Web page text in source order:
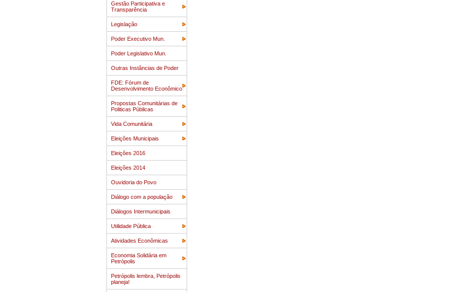
Gestão Participativa e
Transparência
Legislação
Poder Executivo Mun.
Poder Legislativo Mun.
Outras Instâncias de Poder
FDE: Fórum de
Desenvolvimento Econômico
Propostas Comunitárias de
Politicas Públicas
Vida Comunitária
Eleições Municipais
Eleições 2016
Eleições 2014
Ouvidoria do Povo
Diálogo com a população
Diálogos Intermunicipais
Utilidade Pública
Atividades Econômicas
Economia Solidária em
Petrópolis
Petrópolis lembra, Petrópolis
planeja!